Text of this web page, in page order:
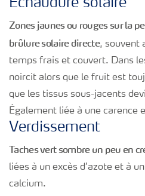
Echaudure solaire
Zones jaunes ou rouges sur la
brûlure solaire directe, souvent
temps frais et couvert. Dans
noircit alors que le fruit est
que les tissus sous-jacents
Également liée à une carence
Verdissement
Taches vert sombre un peu en
liées à un excès d’azote et à
calcium.